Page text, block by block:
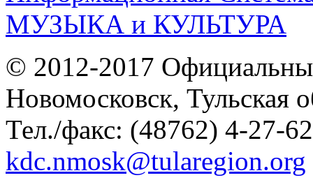
© 2012-2017
Новомосковск, Тульская
Тел./факс: (48762) 4-27-
kdc.nmosk@tularegion.org